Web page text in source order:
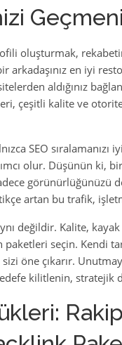
oluşturmak,
arkadaşınız en iyi
aldığınız
çeşitli kalite ve
SEO
olur. Düşünün ki,
görünürlüğünüzü
artan bu trafik,
değildir. Kalite,
paketleri seçin. Kendi
öne çıkarır.
kilitlenin,